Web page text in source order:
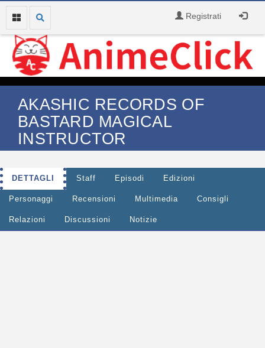
Registrati
AKASHIC RECORDS OF
BASTARD MAGICAL
INSTRUCTOR
DETTAGLI Staff Episodi Edizioni
Personaggi Recensioni Multimedia Consigli
Relazioni Discussioni Notizie